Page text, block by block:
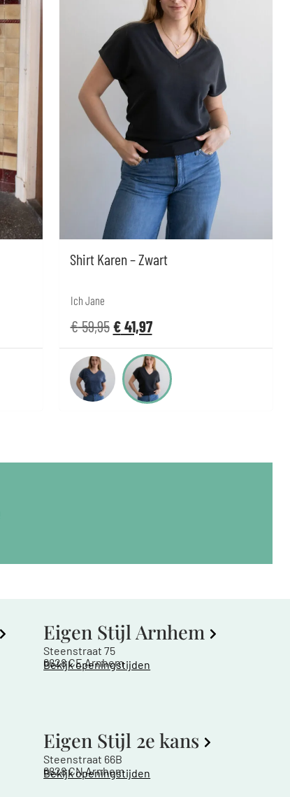
Shirt Karen – Zwart
Ich Jane
€59,95€41,97
Eigen Stijl Arnhem
Steenstraat 75
6828 CE Arnhem
Bekijk openingstijden
Eigen Stijl 2e kans
Steenstraat 66B
6828 CN Arnhem
Bekijk openingstijden